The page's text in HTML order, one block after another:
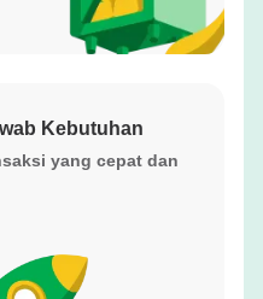
Kebutuhan
yang cepat dan